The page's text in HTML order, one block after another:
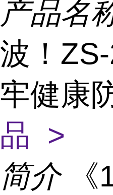
产品名
波！
牢健康
品 >
简介